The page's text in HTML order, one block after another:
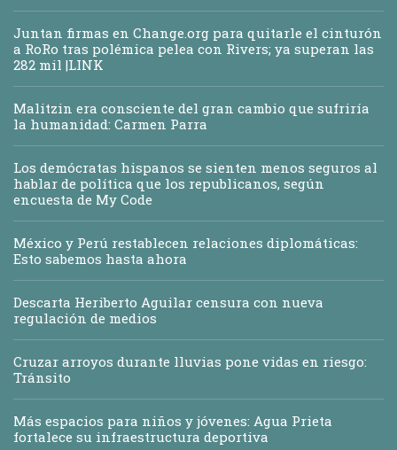
Juntan firmas en Change.org para quitarle el cinturón
a RoRo tras polémica pelea con Rivers; ya superan las
282 mil |LINK
Malitzin era consciente del gran cambio que sufriría
la humanidad: Carmen Parra
Los demócratas hispanos se sienten menos seguros al
hablar de política que los republicanos, según
encuesta de My Code
México y Perú restablecen relaciones diplomáticas:
Esto sabemos hasta ahora
Descarta Heriberto Aguilar censura con nueva
regulación de medios
Cruzar arroyos durante lluvias pone vidas en riesgo:
Tránsito
Más espacios para niños y jóvenes: Agua Prieta
fortalece su infraestructura deportiva